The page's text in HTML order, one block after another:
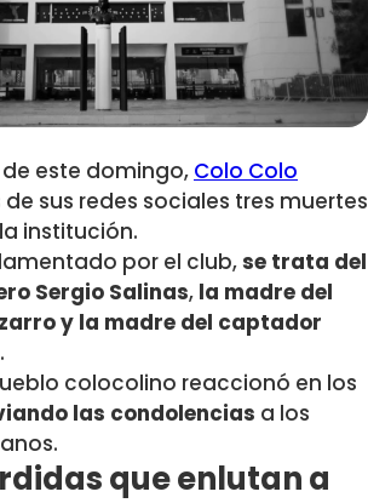
este domingo, Colo Colo
sus redes sociales tres muertes
institución.
por el club,se trata del
Sergio Salinas, la madre del
y la madre del captador
.
colocolino reaccionó en los
las condolencias a los
que enlutan a